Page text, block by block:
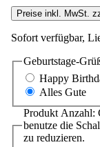
Preise inkl. MwSt.
Sofort verfügbar,
Geburtstage-
Happy
Alles Gute
Produkt Anzahl:
benutze die
zu reduzieren.